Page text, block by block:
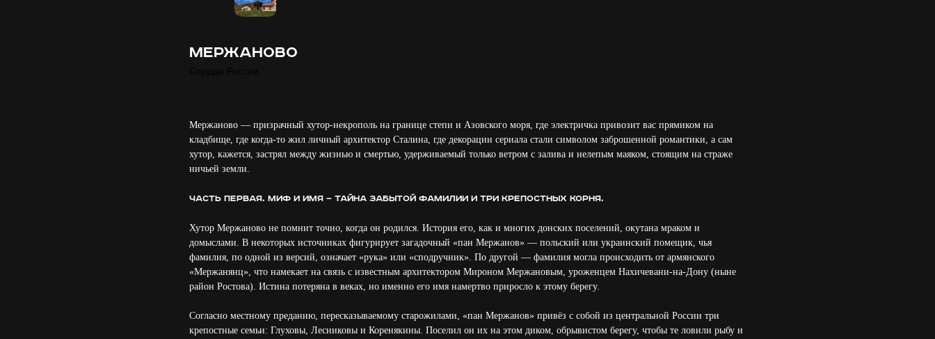
МЕРЖАНОВО
Мержаново — призрачный хутор-некрополь на границе степи и Азовского моря, где электричка привозит вас прямиком на
кладбище, где когда-то жил личный архитектор Сталина, где декорации сериала стали символом заброшенной романтики, а сам
хутор, кажется, застрял между жизнью и смертью, удерживаемый только ветром с залива и нелепым маяком, стоящим на страже
ничьей земли.
Часть первая. Миф и имя — тайна забытой фамилии и три крепостных корня.
Хутор Мержаново не помнит точно, когда он родился. История его, как и многих донских поселений, окутана мраком и
домыслами. В некоторых источниках фигурирует загадочный «пан Мержанов» — польский или украинский помещик, чья
фамилия, по одной из версий, означает «рука» или «сподручник». По другой — фамилия могла происходить от армянского
«Мержанянц», что намекает на связь с известным архитектором Мироном Мержановым, уроженцем Нахичевани-на-Дону (ныне
район Ростова). Истина потеряна в веках, но именно его имя намертво приросло к этому берегу.
Согласно местному преданию, пересказываемому старожилами, «пан Мержанов» привёз с собой из центральной России три
крепостные семьи: Глуховы, Лесниковы и Коренякины. Поселил он их на этом диком, обрывистом берегу, чтобы те ловили рыбу и